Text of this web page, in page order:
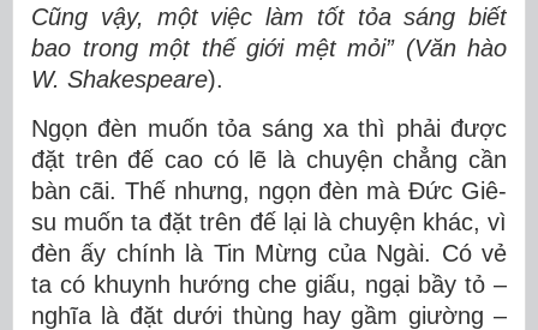
Cũng vậy, một việc làm tốt tỏa sáng biết
bao trong một thế giới mệt mỏi” (Văn hào
W. Shakespeare).
Ngọn đèn muốn tỏa sáng xa thì phải được
đặt trên đế cao có lẽ là chuyện chẳng cần
bàn cãi. Thế nhưng, ngọn đèn mà Đức Giê-
su muốn ta đặt trên đế lại là chuyện khác, vì
đèn ấy chính là Tin Mừng của Ngài. Có vẻ
ta có khuynh hướng che giấu, ngại bầy tỏ –
nghĩa là đặt dưới thùng hay gầm giường –